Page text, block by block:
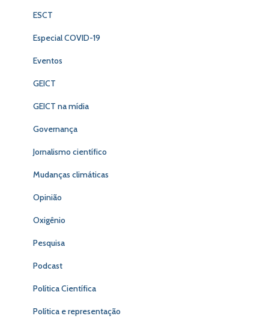
ESCT
Especial COVID-19
Eventos
GEICT
GEICT na mídia
Governança
Jornalismo científico
Mudanças climáticas
Opinião
Oxigênio
Pesquisa
Podcast
Política Científica
Política e representação